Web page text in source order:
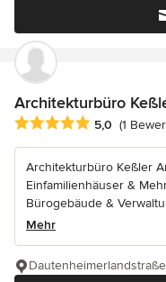
Architekturbüro
Durchschnittliche
5,0 (1
Architekturbüro Keßler
Einfamilienhäuser &
Bürogebäude &
Mehr